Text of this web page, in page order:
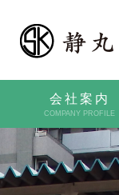
会社案内
COMPANY PROFILE